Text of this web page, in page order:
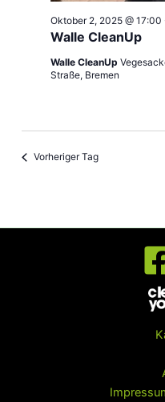
Walle CleanUp
Oktober 2, 2025 @ 17:00
Walle CleanUp
Straße, Bremen
Vorheriger Tag